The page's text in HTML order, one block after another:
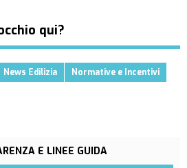
qui?
News Edilizia Normative e Incentivi
E LINEE GUIDA